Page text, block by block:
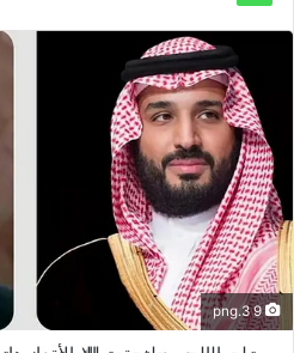
9 3.png